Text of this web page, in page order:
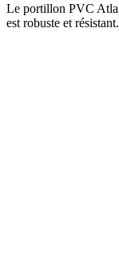
Le portillon PVC
est robuste et résistant.